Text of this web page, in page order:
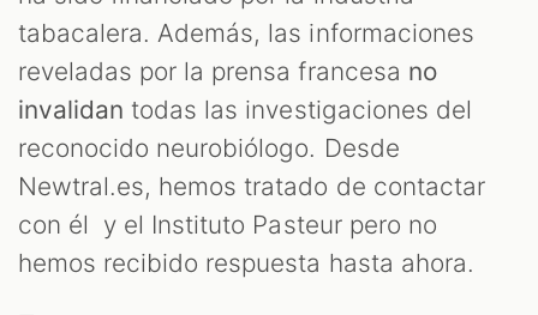
tabacalera. Además, las informaciones
reveladas por la prensa francesa no
invalidantodas las investigaciones del
reconocido neurobiólogo. Desde
Newtral.es, hemos tratado de contactar
con él y el Instituto Pasteur pero no
hemos recibido respuesta hasta ahora.